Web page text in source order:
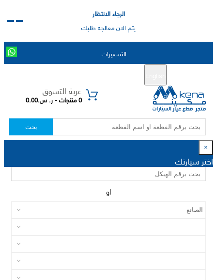
الرجاء الانتظار
يتم الان معالجة طلبك
التسعيرات
عربة التسوق
0 منتجات - ر. س.0.00
بحث
×
اختر سيارتك
او